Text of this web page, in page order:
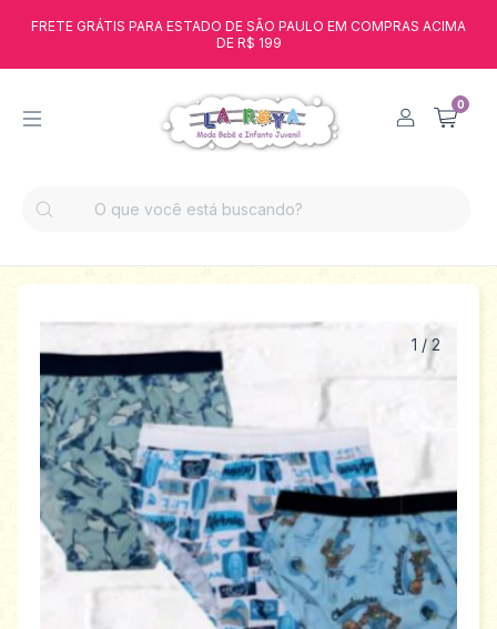
FRETE GRÁTIS PARA ESTADO DE SÃO PAULO EM COMPRAS ACIMA
DE R$ 199
0
1 /2